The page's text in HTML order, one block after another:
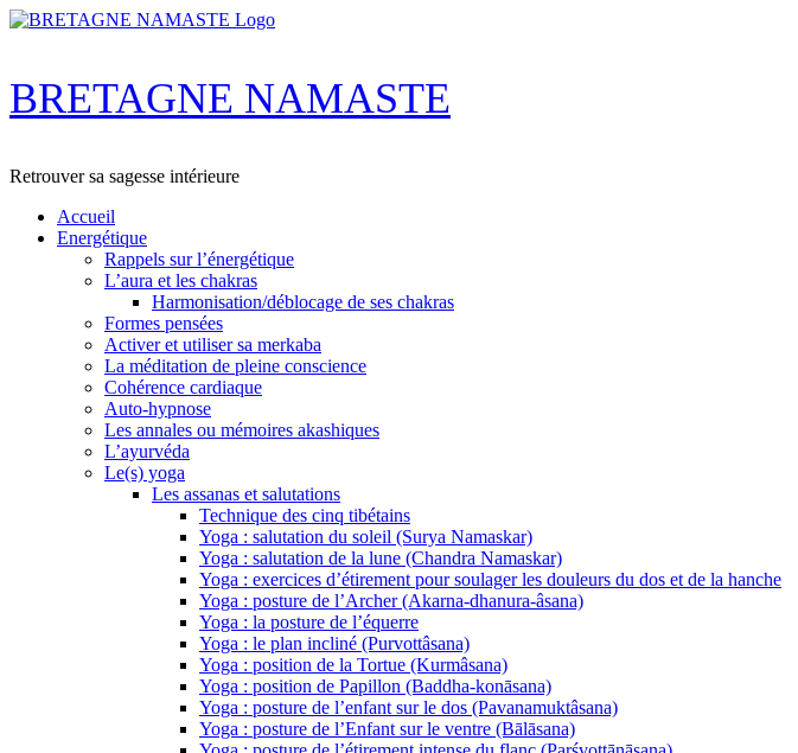
Skip
BRETAGNE NAMASTE
Retrouver sa sagesse intérieure
Accueil
Energétique
Rappels sur l’énergétique
L’aura et les chakras
Harmonisation/déblocage de ses chakras
Formes pensées
Activer et utiliser sa merkaba
La méditation de pleine conscience
Cohérence cardiaque
Auto-hypnose
Les annales ou mémoires akashiques
L’ayurvéda
Le(s) yoga
Les assanas et salutations
Technique des cinq tibétains
Yoga : salutation du soleil (Surya Namaskar)
Yoga : salutation de la lune (Chandra Namaskar)
Yoga : exercices d’étirement pour soulager les douleurs du dos et de la hanche
Yoga : posture de l’Archer (Akarna-dhanura-âsana)
Yoga : la posture de l’équerre
Yoga : le plan incliné (Purvottâsana)
Yoga : position de la Tortue (Kurmâsana)
Yoga : position de Papillon (Baddha-konāsana)
Yoga : posture de l’enfant sur le dos (Pavanamuktâsana)
Yoga : posture de l’Enfant sur le ventre (Bālāsana)